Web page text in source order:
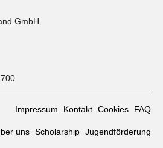
GmbH
Impressum Kontakt Cookies FAQ
uns Scholarship Jugendförderung